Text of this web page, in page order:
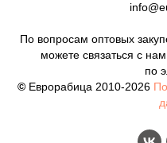
По вопросам оптовых
можете связаться с
по
© Еврорабица 2010-2026